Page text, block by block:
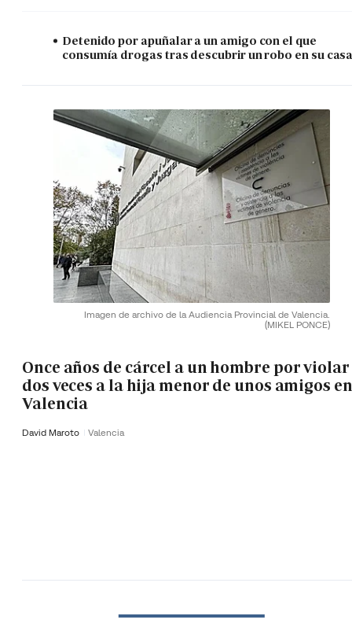
Detenido por apuñalar a un amigo con el que
consumía drogas tras descubrir un robo en su
Imagen de archivo de la Audiencia Provincial de Valencia.
(MIKEL PONCE)
Once años de cárcel a un hombre por violar
dos veces a la hija menor de unos amigos en
Valencia
David Maroto Valencia